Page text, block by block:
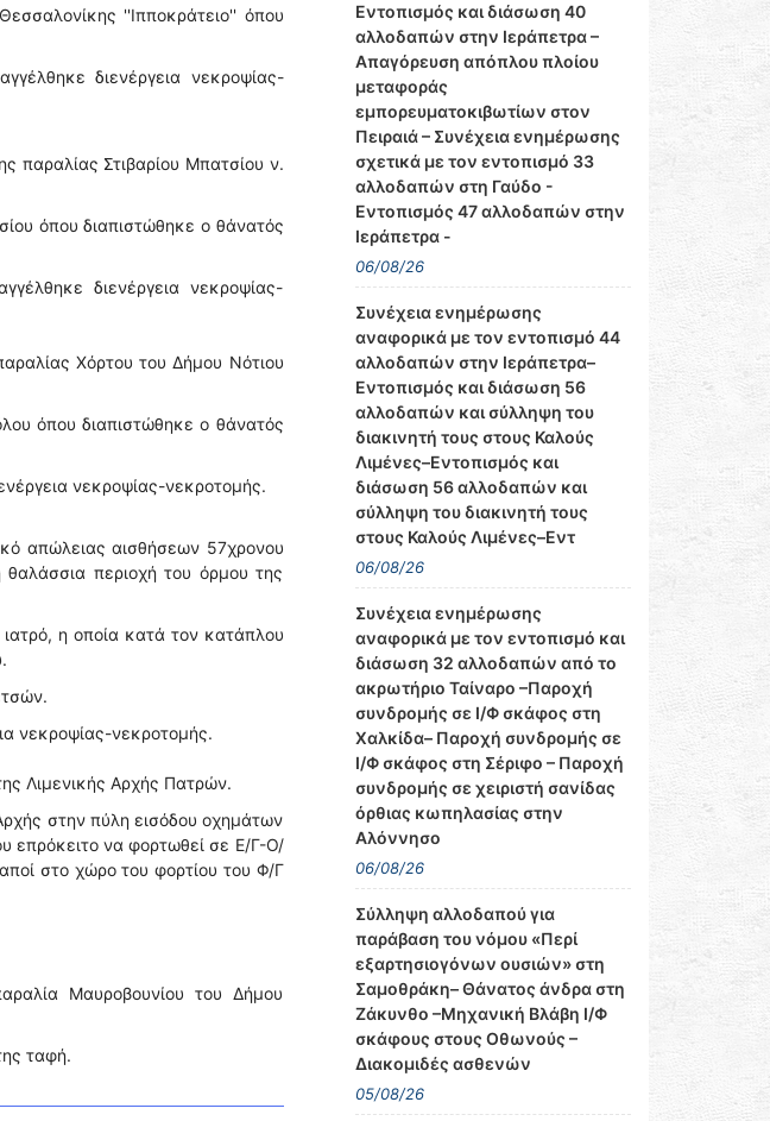
''Ιπποκράτειο'' όπου
διενέργεια νεκροψίας-
παραλίας Στιβαρίου Μπατσίου ν.
όπου διαπιστώθηκε ο θάνατός
διενέργεια νεκροψίας-
Χόρτου του Δήμου Νότιου
όπου διαπιστώθηκε ο θάνατός
νεκροψίας-νεκροτομής.
απώλειας αισθήσεων 57χρονου
περιοχή του όρμου της
η οποία κατά τον κατάπλου
νεκροψίας-νεκροτομής.
Λιμενικής Αρχής Πατρών.
στην πύλη εισόδου οχημάτων
επρόκειτο να φορτωθεί σε Ε/Γ-Ο/
στο χώρο του φορτίου του Φ/Γ
Μαυροβουνίου του Δήμου
ταφή.
Εντοπισμός και διάσωση 40
αλλοδαπών στην Ιεράπετρα –
Απαγόρευση απόπλου πλοίου
μεταφοράς
εμπορευματοκιβωτίων στον
Πειραιά – Συνέχεια ενημέρωσης
σχετικά με τον εντοπισμό 33
αλλοδαπών στη Γαύδο -
Εντοπισμός 47 αλλοδαπών στην
Ιεράπετρα -
06/08/26
Συνέχεια ενημέρωσης
αναφορικά με τον εντοπισμό 44
αλλοδαπών στην Ιεράπετρα–
Εντοπισμός και διάσωση 56
αλλοδαπών και σύλληψη του
διακινητή τους στους Καλούς
Λιμένες–Εντοπισμός και
διάσωση 56 αλλοδαπών και
σύλληψη του διακινητή τους
στους Καλούς Λιμένες–Εντ
06/08/26
Συνέχεια ενημέρωσης
αναφορικά με τον εντοπισμό και
διάσωση 32 αλλοδαπών από το
ακρωτήριο Ταίναρο –Παροχή
συνδρομής σε Ι/Φ σκάφος στη
Χαλκίδα– Παροχή συνδρομής σε
Ι/Φ σκάφος στη Σέριφο – Παροχή
συνδρομής σε χειριστή σανίδας
όρθιας κωπηλασίας στην
Αλόννησο
06/08/26
Σύλληψη αλλοδαπού για
παράβαση του νόμου «Περί
εξαρτησιογόνων ουσιών» στη
Σαμοθράκη– Θάνατος άνδρα στη
Ζάκυνθο –Μηχανική Βλάβη Ι/Φ
σκάφους στους Οθωνούς –
Διακομιδές ασθενών
05/08/26